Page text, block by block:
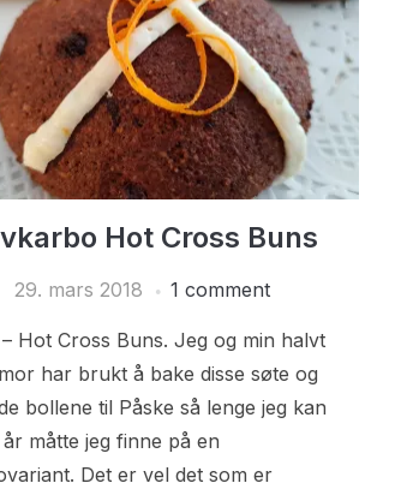
Hot Cross Buns
29. mars 2018 1 comment
Hot Cross Buns. Jeg og min halvt
har brukt å bake disse søte og
bollene til Påske så lenge jeg kan
måtte jeg finne på en
Det er vel det som er